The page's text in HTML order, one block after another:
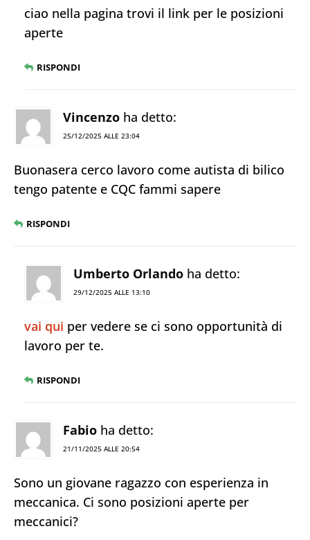
ciao nella pagina trovi il link per le posizioni
aperte
RISPONDI
Vincenzo ha detto:
25/12/2025 ALLE 23:04
Buonasera cerco lavoro come autista di bilico
tengo patente e CQC fammi sapere
RISPONDI
Umberto Orlando ha detto:
29/12/2025 ALLE 13:10
vai qui per vedere se ci sono opportunità di
lavoro per te.
RISPONDI
Fabio ha detto:
21/11/2025 ALLE 20:54
Sono un giovane ragazzo con esperienza in
meccanica. Ci sono posizioni aperte per
meccanici?